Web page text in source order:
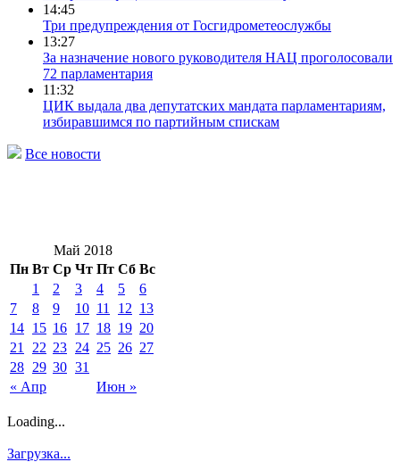
14:45
Три предупреждения от Госгидрометеослужбы
13:27
За назначение нового руководителя НАЦ проголосовали
72 парламентария
11:32
ЦИК выдала два депутатских мандата парламентариям,
избиравшимся по партийным спискам
Все новости
Май 2018
Пн Вт Ср Чт Пт Сб Вс
« Апр Июн »
1 2 3 4 5
6
7
8 9 10 11 12 13
14 15 16 17 18 19 20
21
22 23 24 25 26 27
28 29 30 31
Loading...
Загрузка...